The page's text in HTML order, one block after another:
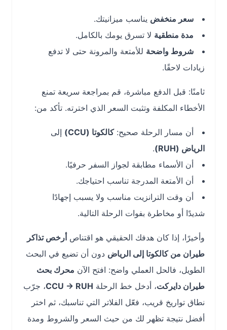
سعر منخفضيناسب ميزانيتك.
مدة منطقيةلا تسرق يومك بالكامل.
شروط واضحةللأمتعة والمرونة حتى لا تدفع
زيادات لاحقًا.
ثامنًا: قبل الدفع مباشرة، قم بمراجعة سريعة تمنع
الأخطاء المكلفة وتثبت السعر الذي اخترته. تأكد من:
أن مسار الرحلة صحيح:كالكوتا (CCU)
إلى
الرياض (RUH)
.
أن الأسماء مطابقة لجواز السفر حرفيًا.
أن الأمتعة المدرجة تناسب احتياجك.
أن وقت الترانزيت مناسب ولا يسبب إجهادًا
شديدًا أو مخاطرة بفوات الرحلة التالية.
وأخيرًا، إذا كان هدفك الحقيقي هو اقتناصأرخص تذاكر
طيران من كالكوتا إلى الرياضدون أن تضيع في البحث
الطويل، فالحل العملي واضح: افتح الآنمحرك بحث
طيران دايركت، أدخل خط الرحلةCCU → RUH ، جرّب
نطاق تواريخ قريب، فعّل الفلاتر التي تناسبك، ثم اختر
أفضل نتيجة تظهر لك من حيث السعر والشروط ومدة